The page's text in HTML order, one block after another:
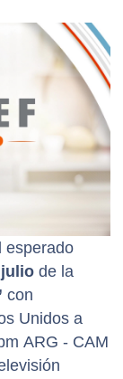
esperado
de la
con
Unidos a
ARG - CAM